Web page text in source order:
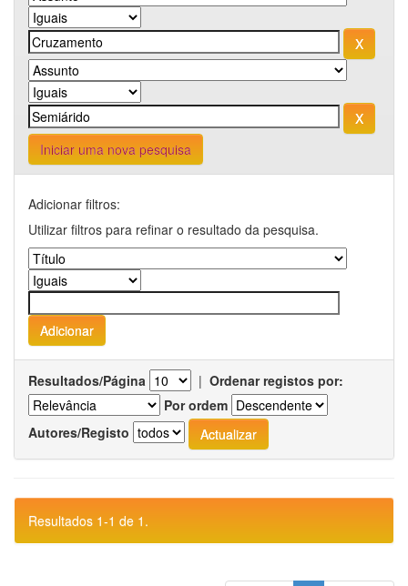
Iniciar uma nova pesquisa
Adicionar filtros:
Utilizar filtros para refinar o resultado da pesquisa.
Resultados/Página | Ordenar registos por:
Por ordem
Autores/Registo
Resultados 1-1 de 1.